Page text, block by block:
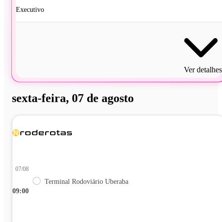
Executivo
Ver detalhes
sexta-feira, 07 de agosto
09:00
07/08
Terminal Rodoviário Uberaba